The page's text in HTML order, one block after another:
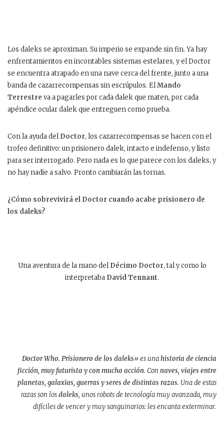
Los daleks se aproximan. Su imperio se expande sin fin. Ya hay
enfrentamientos en incontables sistemas estelares, y el Doctor
se encuentra atrapado en una nave cerca del frente, junto a una
banda de cazarrecompensas sin escrúpulos. ElMando
Terrestre va a pagarles por cada dalek que maten, por cada
apéndice ocular dalek que entreguen como prueba.
Con la ayuda delDoctor, los cazarrecompensas se hacen con el
trofeo definitivo: un prisionero dalek, intacto e indefenso, y listo
para ser interrogado. Pero nada es lo que parece con los daleks, y
no hay nadie a salvo. Pronto cambiarán las tornas.
¿Cómo sobrevivirá el Doctor cuando acabe prisionero de
los daleks?
Una aventura de la mano delDécimo Doctor, tal y como lo
interpretaba David Tennant.
Doctor Who. Prisionero de los daleks»es unahistoria de ciencia
ficción, muy futurista y con mucha acción. Con naves, viajes entre
planetas, galaxias, guerras y seres de distintas razas. Una de estas
razas son losdaleks, unos robots de tecnología muy avanzada, muy
difíciles de vencer y muy sanguinarios: les encanta exterminar.